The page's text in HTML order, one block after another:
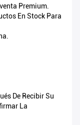
Premium.
En Stock Para
De Recibir Su
La